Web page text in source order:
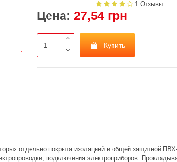
1 Отзывы
Цена: 27,54 грн
Купить
отдельно покрыта изоляцией и общей защитной
подключения электроприборов.